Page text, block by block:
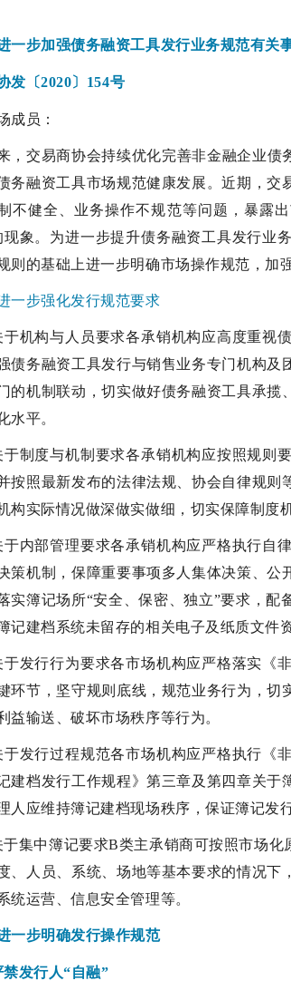
一步加强债务融资工具发行业务规范有关
发〔2020〕154号
成员：
，交易商协会持续优化完善非金融企业债
务融资工具市场规范健康发展。近期，
不健全、业务操作不规范等问题，暴露
现象。为进一步提升债务融资工具发行业
则的基础上进一步明确市场操作规范，加
一步强化发行规范要求
于机构与人员要求各承销机构应高度重视
债务融资工具发行与销售业务专门机构
的机制联动，切实做好债务融资工具承
水平。
于制度与机制要求各承销机构应按照规则
按照最新发布的法律法规、协会自律规
构实际情况做深做实做细，切实保障制度
于内部管理要求各承销机构应严格执行自
策机制，保障重要事项多人集体决策、公
实簿记场所“安全、保密、独立”要求，
记建档系统未留存的相关电子及纸质文件资
于发行行为要求各市场机构应严格落实《
环节，坚守规则底线，规范业务行为，
益输送、破坏市场秩序等行为。
于发行过程规范各市场机构应严格执行《
记建档发行工作规程》第三章及第四章关
人应维持簿记建档现场秩序，保证簿记发
于集中簿记要求B类主承销商可按照市场
、人员、系统、场地等基本要求的情况
统运营、信息安全管理等。
一步明确发行操作规范
禁发行人“自融”